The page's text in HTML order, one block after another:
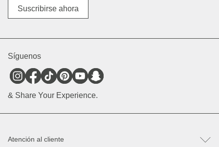
Diverso
Suscribirse ahora
Síguenos
& Share Your Experience.
Atención al cliente